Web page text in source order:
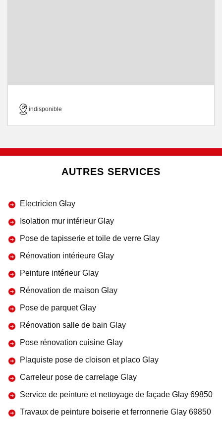
indisponible
AUTRES SERVICES
Electricien Glay
Isolation mur intérieur Glay
Pose de tapisserie et toile de verre Glay
Rénovation intérieure Glay
Peinture intérieur Glay
Rénovation de maison Glay
Pose de parquet Glay
Rénovation salle de bain Glay
Pose rénovation cuisine Glay
Plaquiste pose de cloison et placo Glay
Carreleur pose de carrelage Glay
Service de peinture et nettoyage de façade Glay 69850
Travaux de peinture boiserie et ferronnerie Glay 69850